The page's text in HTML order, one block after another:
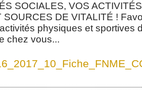
SOCIALES, VOS
SOURCES DE VITALITÉ !
physiques et
chez vous...